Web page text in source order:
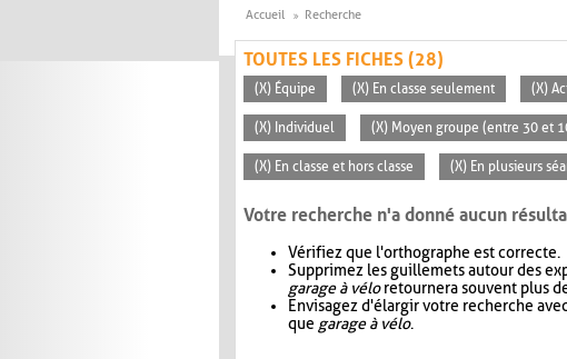
Accueil Recherche
TOUTES LES FICHES (28)
(X) Équipe (X) En classe seulement (X)
(X) Individuel (X) Moyen groupe (entre 30 et
(X) En classe et hors classe (X) En plusieurs
Votre recherche n'a donné aucun
Vérifiez que l'orthographe est correcte.
Supprimez les guillemets autour des
garage à véloretournera souvent plus
Envisagez d'élargir votre recherche
que garage à vélo.